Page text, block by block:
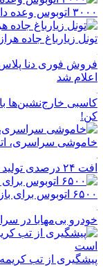
۳۰۰۰ اتوبوس وعده داده شده هنوز وارد طرح اربعین نشده است
تونل زیارباغ جاده
فروش فوری دنا
اعلام شد
کن!
خاموشی سراسری،
افت ۲۴ درصدی تولید خودرو در کشور
۶۵۰۰ اتوبوس برای بازگشت زائران از مرز مهران اعزام می‌شود
خودرو بی‌مهابا در
پیشگیری از تب